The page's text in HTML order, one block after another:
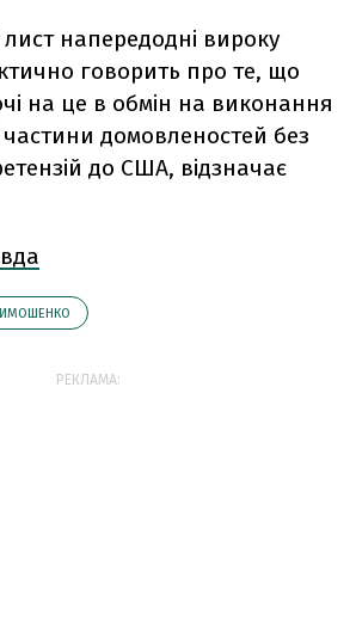
напередодні вироку
говорить про те, що
на це в обмін на виконання
частини домовленостей без
до США, відзначає
РЕКЛАМА: